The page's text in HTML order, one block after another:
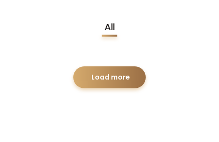
All
Load more